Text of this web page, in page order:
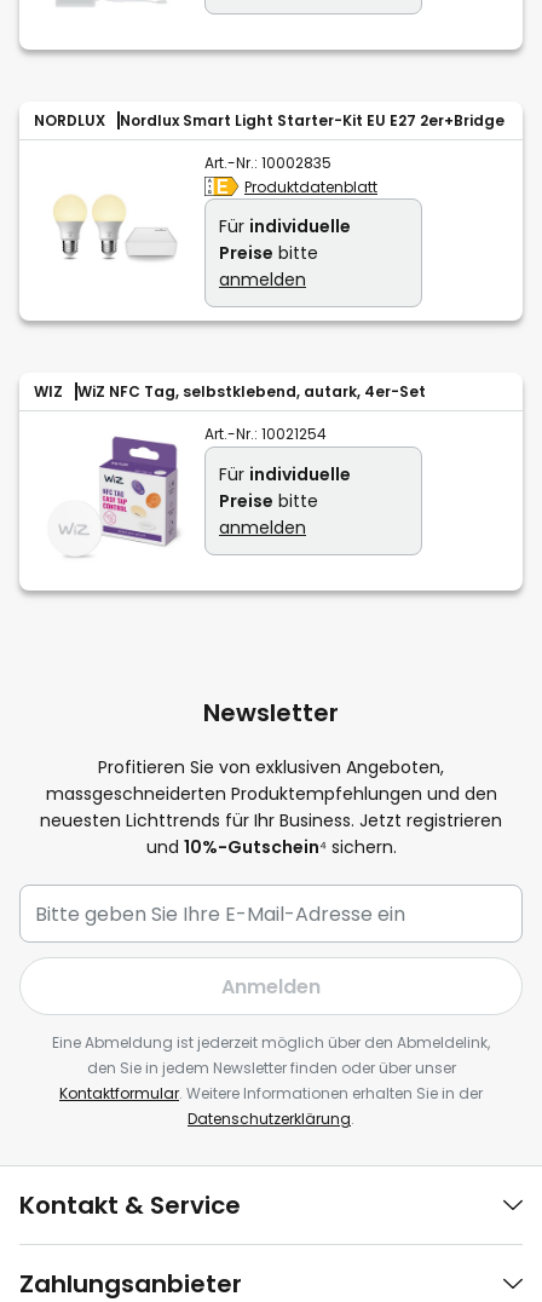
NORDLUX Nordlux Smart Light Starter-Kit EU E27 2er+Bridge
Art.-Nr.: 10002835
Produktdatenblatt
Für individuelle
Preise bitte
anmelden
WIZ WiZ NFC Tag, selbstklebend, autark, 4er-Set
Art.-Nr.: 10021254
Für individuelle
Preise bitte
anmelden
Newsletter
Profitieren Sie von exklusiven Angeboten,
massgeschneiderten Produktempfehlungen und den
neuesten Lichttrends für Ihr Business. Jetzt registrieren
und 10%-Gutschein⁴ sichern.
Anmelden
Eine Abmeldung ist jederzeit möglich über den Abmeldelink,
den Sie in jedem Newsletter finden oder über unser
Kontaktformular. Weitere Informationen erhalten Sie in der
Datenschutzerklärung.
Kontakt & Service
Zahlungsanbieter